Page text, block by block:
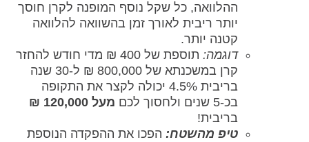
ההלוואה, כל שקל נוסף המופנה לקרן חוסך
יותר ריבית לאורך זמן בהשוואה להלוואה
קטנה יותר.
דוגמה:
תוספת של 400 ₪ מדי חודש להחזר
קרן במשכנתא של 800,000 ₪ ל-30 שנה
בריבית 4.5% יכולה לקצר את התקופה
בכ-5 שנים ולחסוך לכם
מעל 120,000 ₪
בריבית!
טיפ מהשטח:הפכו את ההפקדה הנוספת